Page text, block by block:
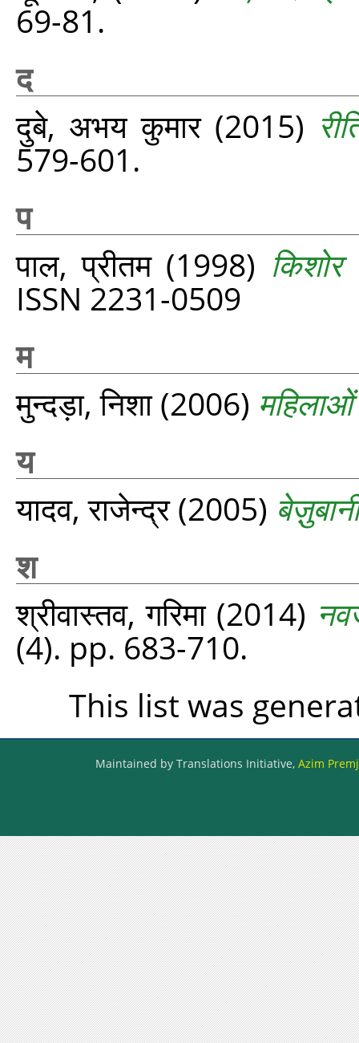
69-81.
द
दुबे, अभय कुमार(2015)
579-601.
प
पाल, प्रीतम(1998)
ISSN 2231-0509
म
मुन्दड़ा, निशा(2006)
य
यादव, राजेन्द्र(2005)
श
श्रीवास्तव, गरिमा(2014)
(4). pp. 683-710.
This list was
Maintained by Translations Initiative, Azim